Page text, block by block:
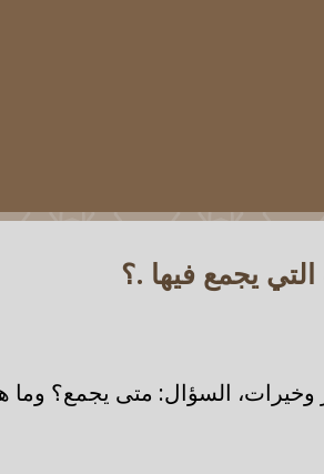
يجمع فيها .؟
وخيرات، السؤال: متى يجمع؟ وما